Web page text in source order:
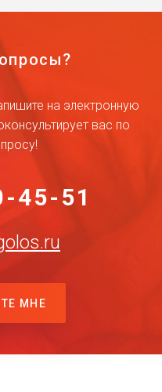
на электронную
вас по
45-51
МНЕ